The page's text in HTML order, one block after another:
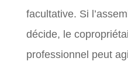
facultative. Si
décide, le
professionnel peut